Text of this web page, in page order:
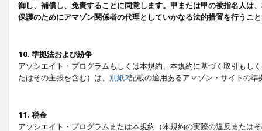
御し、補償し、免責することに同意します。甲または甲の被指名人は
保護のためにアマゾン関係者の代理としていかなる法的措置を行うこ
10. 準拠法および紛争
アソシエイト・プログラムもしくは本規約、本規約に基づく取引もし
たはその主張を含む）は、 別紙2記載の適用あるアマゾン・サイトの
11. 税金
アソシエイト・プログラムまたは本規約（本規約の実際の違反または